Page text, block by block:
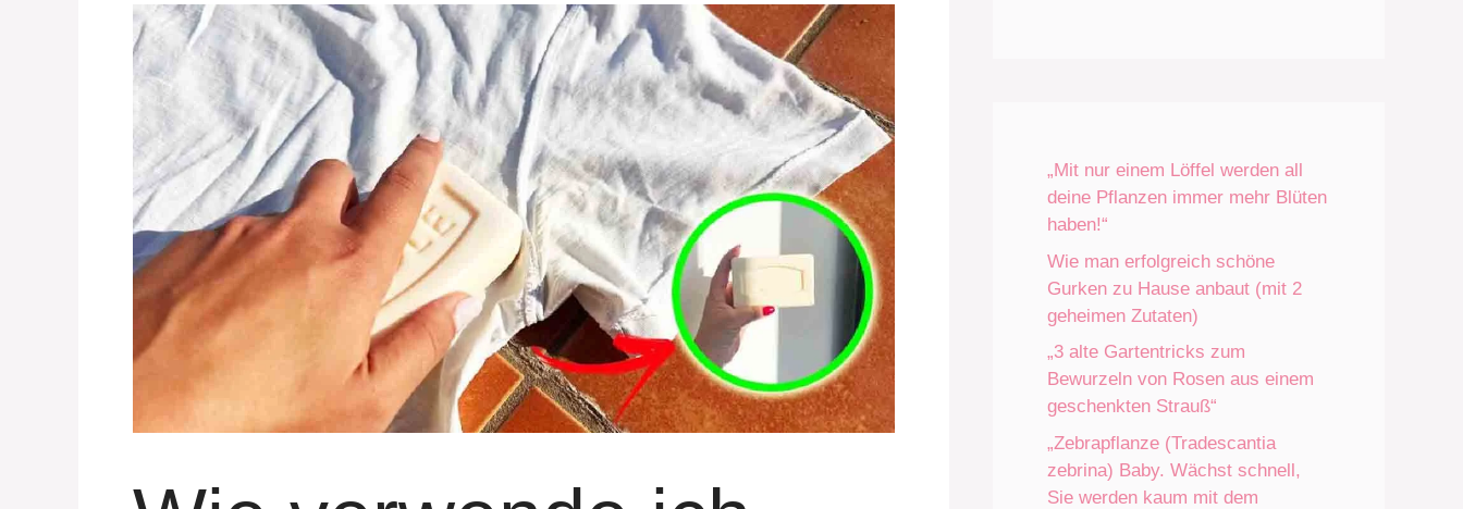
„Mit nur einem Löffel werden all
deine Pflanzen immer mehr Blüten
haben!“
Wie man erfolgreich schöne
Gurken zu Hause anbaut (mit 2
geheimen Zutaten)
„3 alte Gartentricks zum
Bewurzeln von Rosen aus einem
geschenkten Strauß“
„Zebrapflanze (Tradescantia
zebrina) Baby. Wächst schnell,
Sie werden kaum mit dem